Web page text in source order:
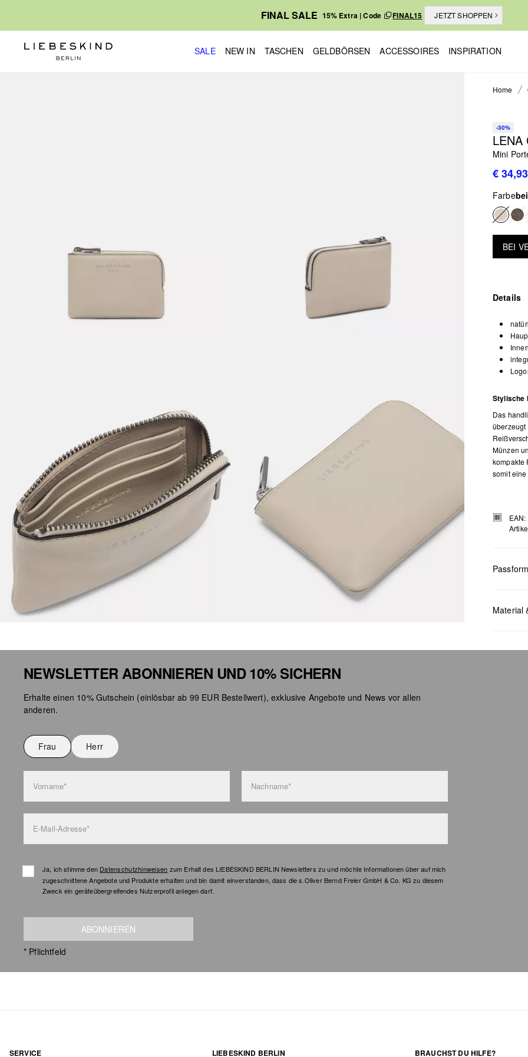
FINAL SALE 15% Extra | Code FINAL15 JETZT SHOPPEN
SALE NEW IN TASCHEN GELDBÖRSEN ACCESSOIRES INSPIRATION
Home
-30%
LENA
Mini
€ 34,93
Farbe
BEI
Details
Stylische
Das
überzeugt
Münzen
kompakte
somit
Passform
Material
NEWSLETTER ABONNIEREN UND 10% SICHERN
Erhalte einen 10% Gutschein (einlösbar ab 99 EUR Bestellwert), exklusive Angebote und News vor allen
anderen.
Frau Herr
Vorname* Nachname*
E-Mail-Adresse*
Ja, ich stimme den Datenschutzhinweisen zum Erhalt des LIEBESKIND BERLIN Newsletters zu und möchte Informationen über auf mich
zugeschnittene Angebote und Produkte erhalten und bin damit einverstanden, dass die s.Oliver Bernd Freier GmbH & Co. KG zu diesem
Zweck ein geräteübergreifendes Nutzerprofil anlegen darf.
ABONNIEREN
* Pflichtfeld
SERVICE LIEBESKIND BERLIN BRAUCHST DU HILFE?